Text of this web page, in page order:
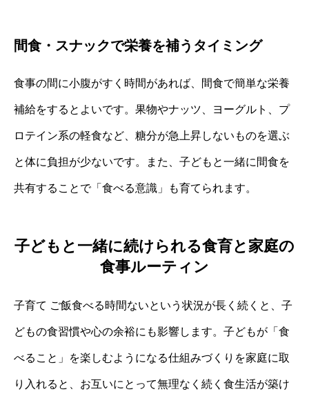
間食・スナックで栄養を補うタイミング
食事の間に小腹がすく時間があれば、間食で簡単な栄養
補給をするとよいです。果物やナッツ、ヨーグルト、プ
ロテイン系の軽食など、糖分が急上昇しないものを選ぶ
と体に負担が少ないです。また、子どもと一緒に間食を
共有することで「食べる意識」も育てられます。
子どもと一緒に続けられる食育と家庭の
食事ルーティン
子育て ご飯食べる時間ないという状況が長く続くと、子
どもの食習慣や心の余裕にも影響します。子どもが「食
べること」を楽しむようになる仕組みづくりを家庭に取
り入れると、お互いにとって無理なく続く食生活が築け